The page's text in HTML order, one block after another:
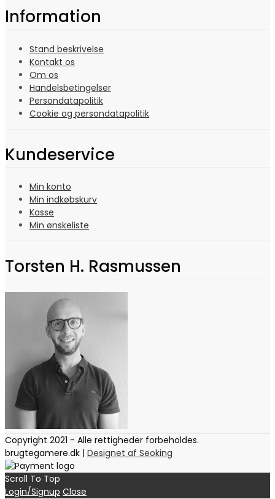
Information
Stand beskrivelse
Kontakt os
Om os
Handelsbetingelser
Persondatapolitik
Cookie og persondatapolitik
Kundeservice
Min konto
Min indkøbskurv
Kasse
Min ønskeliste
Torsten H. Rasmussen
Copyright 2021 - Alle rettigheder forbeholdes.
brugtegamere.dk | Designet af Seoking
Scroll To Top
Login/Signup Close